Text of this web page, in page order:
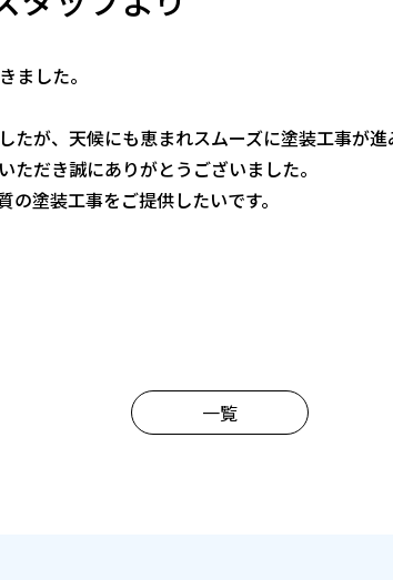
ました。
が、天候にも恵まれスムーズに塗装工事が進
だき誠にありがとうございました。
塗装工事をご提供したいです。
一覧